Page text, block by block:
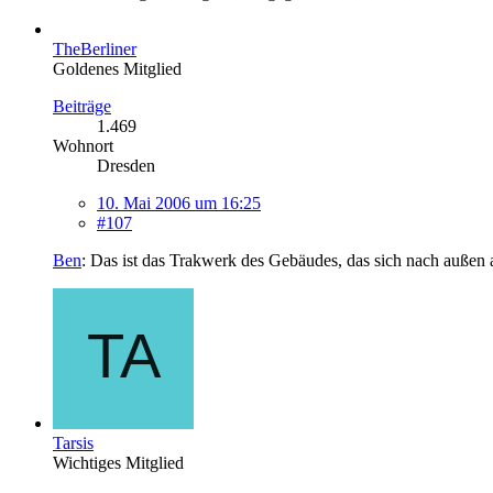
TheBerliner
Goldenes Mitglied
Beiträge
1.469
Wohnort
Dresden
10. Mai 2006 um 16:25
#107
Ben: Das ist das Trakwerk des Gebäudes, das sich nach außen
Tarsis
Wichtiges Mitglied